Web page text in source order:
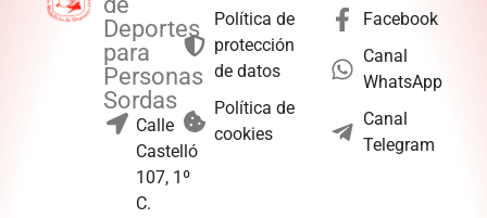
Deportes
para
Personas
Sordas
Calle
Castelló
107, 1º
C.
Política de
protección
de datos
Política de
cookies
Facebook
Canal
WhatsApp
Canal
Telegram